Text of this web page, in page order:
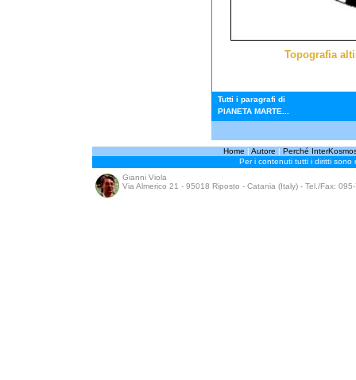
Topografia
Tutti i paragrafi di
PIANETA MARTE...
Home | Autore | Perché
Per i contenuti tutti i diritti sono
Gianni Viola
Via Almerico 21 - 95018 Riposto - Catania (Italy) - Tel./Fax: